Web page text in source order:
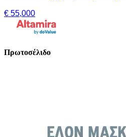
€ 55,000
Πρωτοσέλιδο